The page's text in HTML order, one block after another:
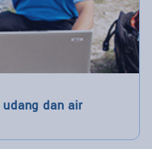
dan air